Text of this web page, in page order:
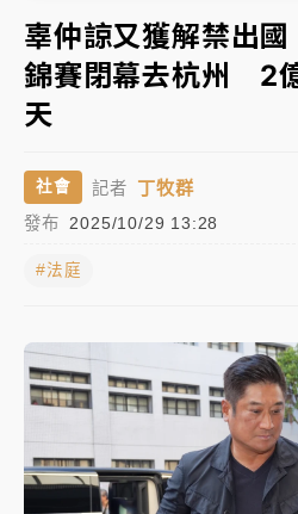
中颱白海豚風雨來了！中部
響最劇烈
白海豚逼近！北市水門只出
4800＋拖吊費
油價持續凍漲！ 中油宣布下
路鷹架倒塌壓2車
連根拔起
中颱白海豚風雨來了！中部
白海豚逼近！北市水門只出
4800＋拖吊費
▲
▼
辜仲諒又獲解禁出
錦賽閉幕去杭州 2
天
社會 記者 丁牧群
發布 2025/10/29 13:28
#法庭